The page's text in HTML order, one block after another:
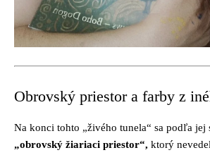
Obrovský priestor a farby z
Na konci tohto „živého tunela“ sa podľa jej
„obrovský žiariaci priestor“, ktorý